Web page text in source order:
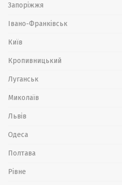
Запоріжжя
Івано-Франківськ
Київ
Кропивницький
Луганськ
Миколаїв
Львів
Одеса
Полтава
Рівне